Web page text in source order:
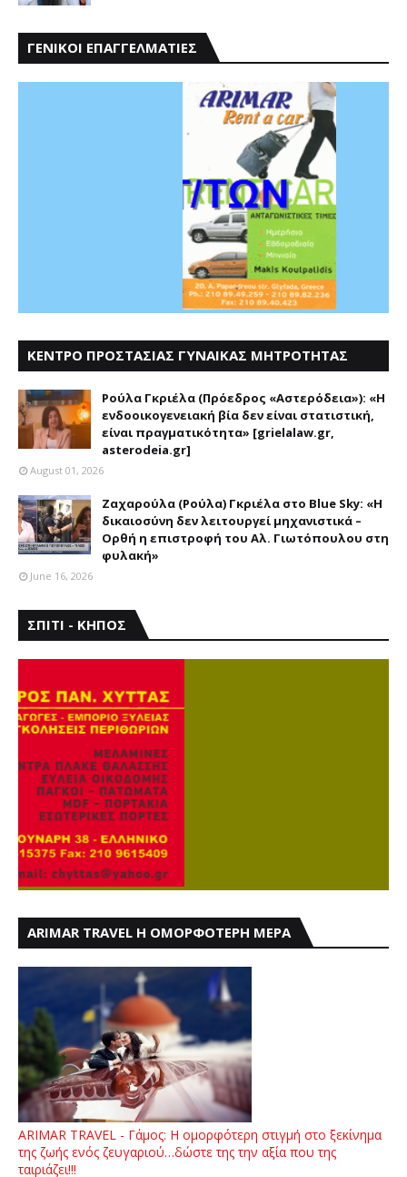
ΓΕΝΙΚΟΙ ΕΠΑΓΓΕΛΜΑΤΙΕΣ
ΚΕΝΤΡΟ ΠΡΟΣΤΑΣΙΑΣ ΓΥΝΑΙΚΑΣ ΜΗΤΡΟΤΗΤΑΣ
Ρούλα Γκριέλα (Πρόεδρος «Αστερόδεια»): «Η
ενδοοικογενειακή βία δεν είναι στατιστική,
είναι πραγματικότητα» [grielalaw.gr,
asterodeia.gr]
August 01, 2026
Ζαχαρούλα (Ρούλα) Γκριέλα στο Blue Sky: «Η
δικαιοσύνη δεν λειτουργεί μηχανιστικά –
Ορθή η επιστροφή του Αλ. Γιωτόπουλου στη
φυλακή»
June 16, 2026
ΣΠΙΤΙ - ΚΗΠΟΣ
ARIMAR TRAVEL Η ΟΜΟΡΦΟΤΕΡΗ ΜΕΡΑ
ARIMAR TRAVEL - Γάμος: Η ομορφότερη στιγμή στο ξεκίνημα
της ζωής ενός ζευγαριού…δώστε της την αξία που της
ταιριάζει!!!